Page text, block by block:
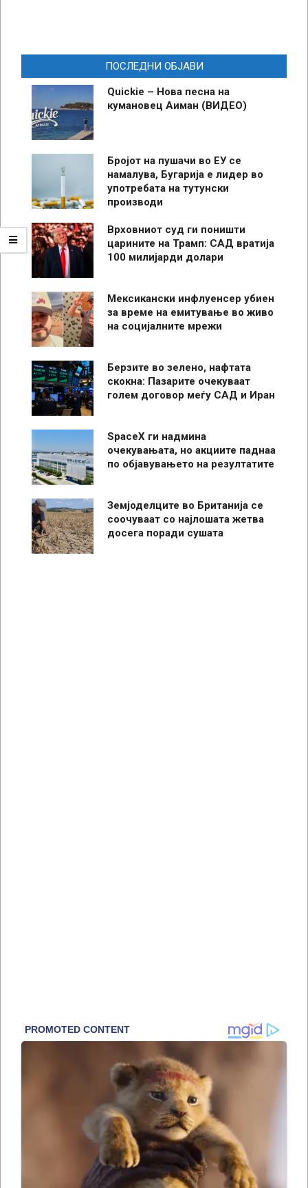
ПОСЛЕДНИ ОБЈАВИ
Quickie – Нова песна на
кумановец Аиман (ВИДЕО)
Бројот на пушачи во ЕУ се
намалува, Бугарија е лидер во
употребата на тутунски
производи
Врховниот суд ги поништи
царините на Трамп: САД вратија
100 милијарди долари
Мексикански инфлуенсер убиен
за време на емитување во живо
на социјалните мрежи
Берзите во зелено, нафтата
скокна: Пазарите очекуваат
голем договор меѓу САД и Иран
SpaceX ги надмина
очекувањата, но акциите паднаа
по објавувањето на резултатите
Земјоделците во Британија се
соочуваат со најлошата жетва
досега поради сушата